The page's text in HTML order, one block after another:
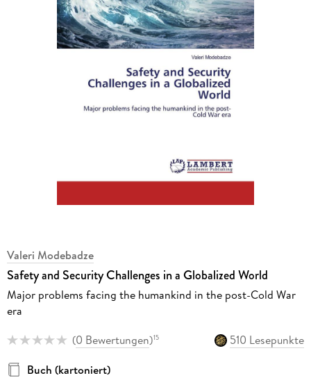
Valeri Modebadze
Safety and Security Challenges in a Globalized World
Major problems facing the humankind in the post-Cold War
era
(0 Bewertungen)15
510 Lesepunkte
Buch (kartoniert)